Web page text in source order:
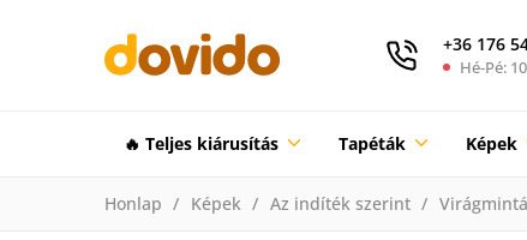
+36 176
Hé-Pé:
🔥 Teljes kiárusítás Tapéták Képek
Honlap Képek Az indíték szerint